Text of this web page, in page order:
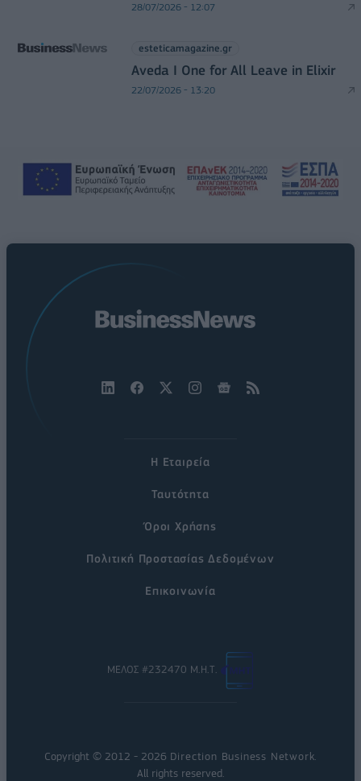
28/07/2026 - 12:07
esteticamagazine.gr
Aveda I One for All Leave in Elixir
22/07/2026 - 13:20
Η Εταιρεία
Ταυτότητα
Όροι Χρήσης
Πολιτική Προστασίας Δεδομένων
Επικοινωνία
ΜΕΛΟΣ #232470 Μ.Η.Τ.
Copyright © 2012 - 2026 Direction Business Network.
All rights reserved.